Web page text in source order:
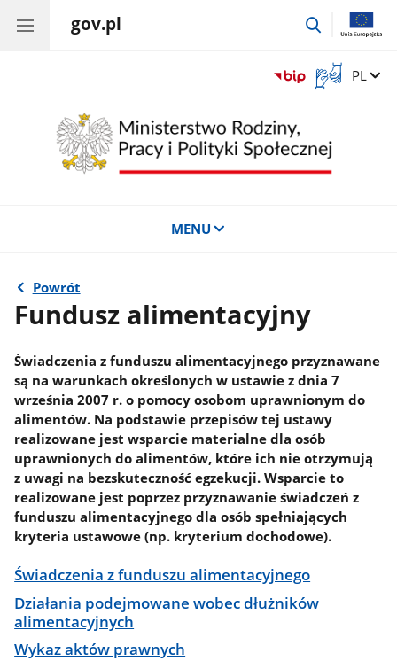
gov.pl
przejdź
Otwórz
okno
języka
migowego
Zmień
PL
MENU
Powrót
Fundusz alimentacyjny
Świadczenia z funduszu alimentacyjnego przyznawane
są na warunkach określonych w ustawie z dnia 7
września 2007 r. o pomocy osobom uprawnionym do
alimentów. Na podstawie przepisów tej ustawy
realizowane jest wsparcie materialne dla osób
uprawnionych do alimentów, które ich nie otrzymują
z uwagi na bezskuteczność egzekucji. Wsparcie to
realizowane jest poprzez przyznawanie świadczeń z
funduszu alimentacyjnego dla osób spełniających
kryteria ustawowe (np. kryterium dochodowe).
Świadczenia z funduszu alimentacyjnego
Działania podejmowane wobec dłużników
alimentacyjnych
Wykaz aktów prawnych